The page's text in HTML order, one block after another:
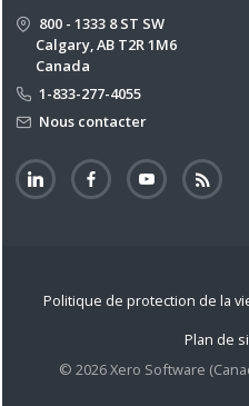
800 - 1333 8 ST SW
Calgary, AB T2R 1M6
Canada
1-833-277-4055
Nous contacter
Politique de protection de la
Plan de
© 2026 Xero Software